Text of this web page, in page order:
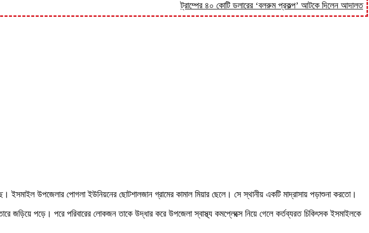
ট্রাম্পের ৪০ কোটি ডলারের ‘বলরুম প্রকল্প’ আটকে দিলেন আদালত
উপজেলার পোগলা ইউনিয়নের ছোটশালজান গ্রামের কামাল মিয়ার ছেলে। সে স্থানীয় একটি মাদ্রাসায় পড়াশুনা করতো।
জড়িয়ে পড়ে। পরে পরিবারের লোকজন তাকে উদ্ধার করে উপজেলা স্বাস্থ্য কমপ্লেক্সে নিয়ে গেলে কর্তব্যরত চিকিৎসক ইসমাইলকে